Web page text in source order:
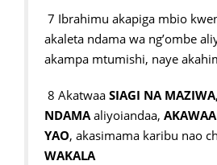
7 Ibrahimu akapiga mbio
akaleta ndama wa ng’ombe
akampa mtumishi, naye
8 Akatwaa SIAGI NA
NDAMAaliyoiandaa,
YAO, akasimama karibu nao
WAKALA